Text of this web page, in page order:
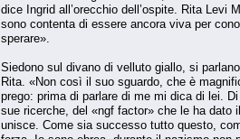
dice Ingrid all’orecchio dell’ospite. Rita
sono contenta di essere ancora viva per
sperare».
Siedono sul divano di velluto giallo, si
Rita. «Non così il suo sguardo, che è
prego: prima di parlare di me mi dica di lei.
sue ricerche, del «ngf factor» che le ha
unisce. Come sia successo tutto questo,